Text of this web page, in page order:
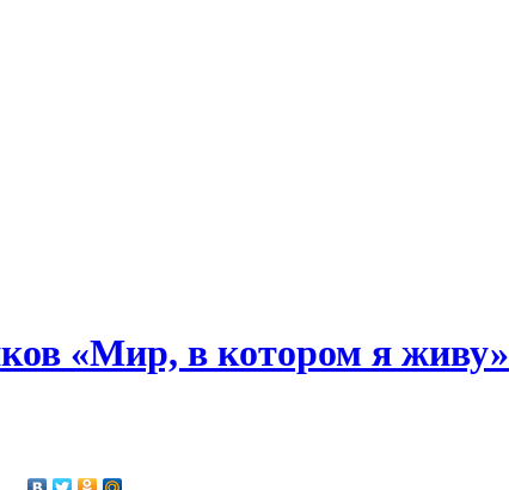
«Мир, в котором я живу»